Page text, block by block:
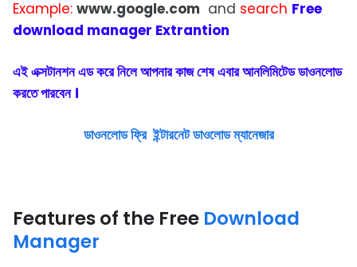
Example: www.google.com and search Free
download manager Extrantion
এই এক্সটানশন এড করে নিলে আপনার কাজ শেষ এবার আনলিমিটেড ডাওনলোড
করতে পারবেন ।
ডাওনলোড ফ্রি ইন্টারনেট ডাওলোড ম্যানেজার
Features of the Free Download
Manager